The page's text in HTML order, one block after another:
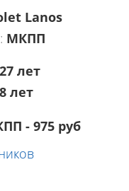
Lanos
МКПП
27 лет
8 лет
- 975 руб